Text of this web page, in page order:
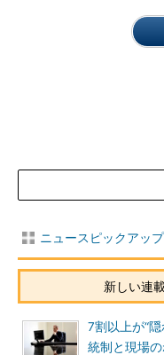
ニュースピックアッ
新しい連
7割以上が“
統制と現場